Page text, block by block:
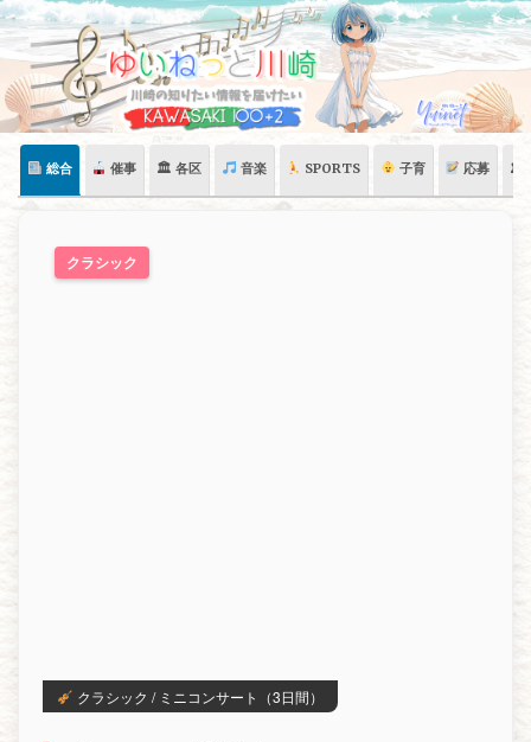
Skip
content
総合 催事 🏛 各区 音楽 SPORTS 子育 応募 🏛
クラシック
クラシック / ミニコンサート（3日間）